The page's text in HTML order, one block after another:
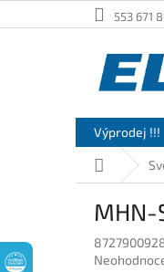
na
553 671
Výprodej !!!
Domů
MHN-
Průměrné